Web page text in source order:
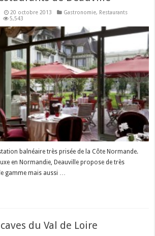
20 octobre 2013 Gastronomie, Restaurants
5,543
balnéaire très prisée de la Côte Normande.
en Normandie, Deauville propose de très
gamme mais aussi …
du Val de Loire